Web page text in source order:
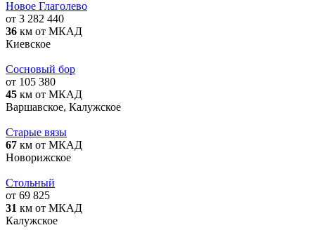
Новое Глаголево
от 3 282 440
36 км от МКАД
Киевское
Сосновый бор
от 105 380
45 км от МКАД
Варшавское, Калужское
Старые вязы
67 км от МКАД
Новорижское
Стольный
от 69 825
31 км от МКАД
Калужское